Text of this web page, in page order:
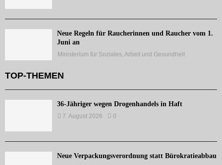
Neue Regeln für Raucherinnen und Raucher vom 1.
Juni an
Ministerium für Soziales, Arbeit und Gesundheit
TOP-THEMEN
36-Jähriger wegen Drogenhandels in Haft
7. August 2026 0
Neue Verpackungsverordnung statt Bürokratieabbau